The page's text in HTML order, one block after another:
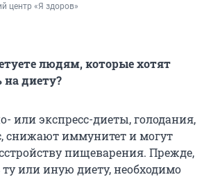
центр «Я здоров»
людям, которые хотят
на диету?
или экспресс-диеты, голодания,
снижают иммунитет и могут
пищеварения. Прежде,
или иную диету, необходимо